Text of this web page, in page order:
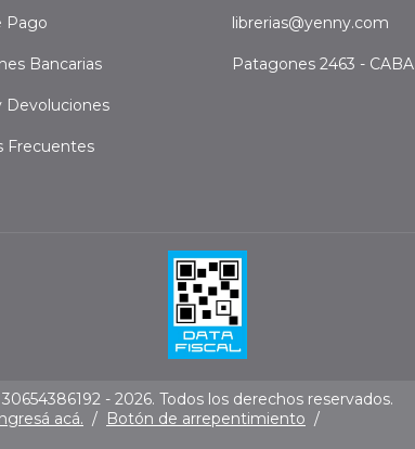
Pago
Bancarias
Devoluciones
Frecuentes
librerias@yenny.com
Patagones 2463 - CABA
- 2026. Todos los derechos reservados.
acá. / Botón de arrepentimiento /